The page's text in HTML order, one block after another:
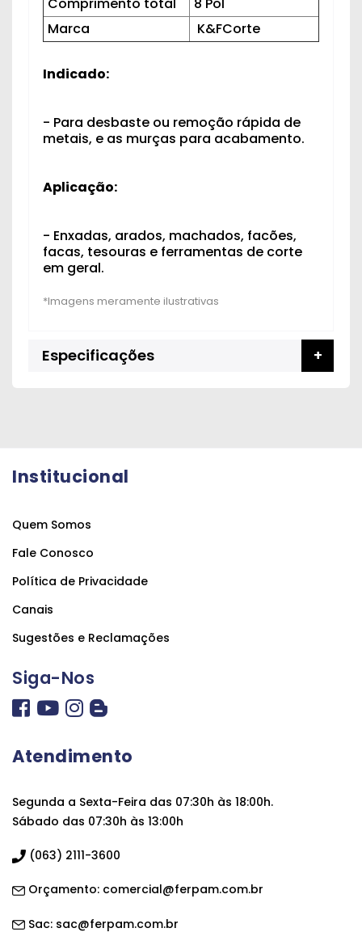
Marca
K&FCorte
Indicado:
- Para desbaste ou remoção rápida de
metais, e as murças para acabamento.
Aplicação:
- Enxadas, arados, machados, facões,
facas, tesouras e ferramentas de corte
em geral.
Especificações
Institucional
Quem Somos
Fale Conosco
Política de Privacidade
Canais
Sugestões e Reclamações
Siga-Nos
Atendimento
Segunda a Sexta-Feira das 07:30h às 18:00h.
Sábado das 07:30h às 13:00h
(063) 2111-3600
Orçamento: comercial@ferpam.com.br
Sac: sac@ferpam.com.br